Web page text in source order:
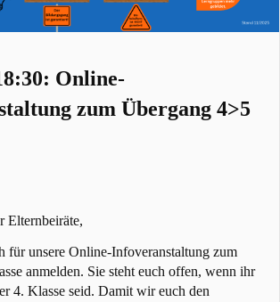
Online-
zum Übergang 4>5
Elternbeiräte,
für unsere Online-Infoveranstaltung zum
anmelden. Sie steht euch offen, wenn ihr
4. Klasse seid. Damit wir euch den